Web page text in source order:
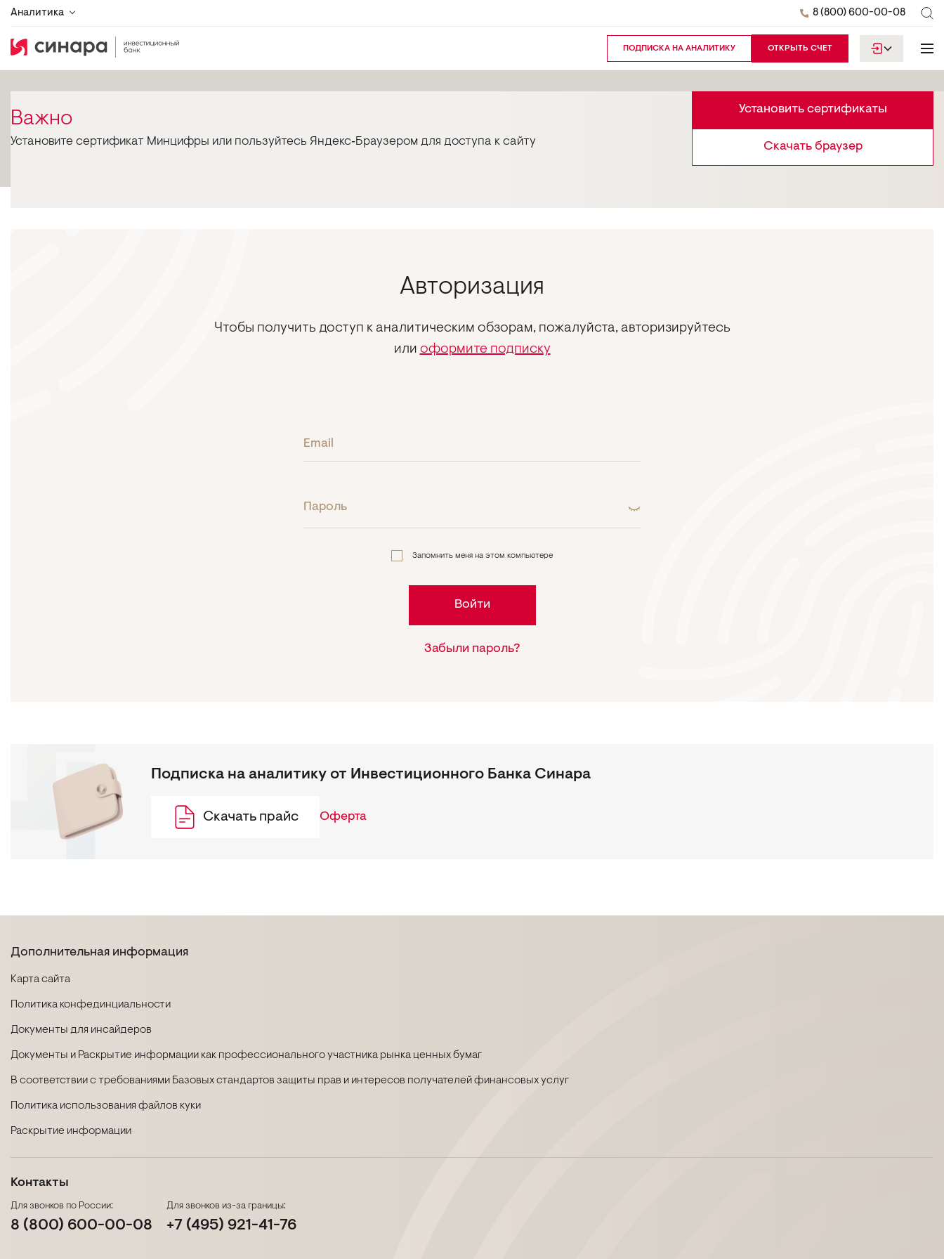
Аналитика 8 (800) 600-00-08
ПОДПИСКА НА АНАЛИТИКУ ОТКРЫТЬ СЧЕТ
Важно
Установите сертификат Минцифры или пользуйтесь Яндекс‑Браузером для доступа к сайту
Установить сертификаты
Скачать браузер
Авторизация
Чтобы получить доступ к аналитическим обзорам, пожалуйста, авторизируйтесь
или оформите подписку
Email
Пароль
Запомнить меня на этом компьютере
Войти
Забыли пароль?
Подписка на аналитику от Инвестиционного Банка Синара
Скачать прайс Оферта
Дополнительная информация
Карта сайта
Политика конфединциальности
Документы для инсайдеров
Документы и Раскрытие информации как профессионального участника рынка ценных бумаг
В соответствии с требованиями Базовых стандартов защиты прав и интересов получателей финансовых услуг
Политика использования файлов куки
Раскрытие информации
Контакты
Для звонков по России:
8 (800) 600-00-08
Для звонков из-за границы:
+7 (495) 921-41-76